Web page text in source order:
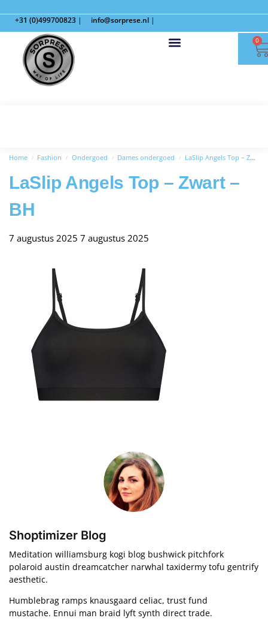
+31 (0)499700823 | info@sorprese.nl |
0
Home / Fashion / Ondergoed / Dames ondergoed / LaSlip Angels Top – Zwart – BH
LaSlip Angels Top – Zwart –
BH
7 augustus 2025 7 augustus 2025
Shoptimizer Blog
Meditation williamsburg kogi blog bushwick pitchfork
polaroid austin dreamcatcher narwhal taxidermy tofu gentrify
aesthetic.
Humblebrag ramps knausgaard celiac, trust fund
mustache. Ennui man braid lyft synth direct trade.